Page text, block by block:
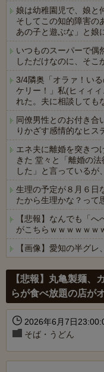
娘は幼稚園児で、娘と
そしてこの知的障害の
あの子と遊ぶな」と娘
いつものスーパーで偶
しただけなのに、そ
3/4隣奥「オラァ！い
ケリー！」私(ヒィィ
れた。夫に相談しても
同僚男性とのお付き合
りかざす感情的なヒス
エネ夫に離婚を突きつ
きた 堂々と「離婚の
した」と言っている
生理の予定が８月６日
たから生理かな？って
【悲報】なんでも「
がこちらｗｗｗｗｗｗ
【画像】愛知の半グ
【悲報】丸亀製麺、
らが食べ放題の店が
2026年6月7日
そば・うどん